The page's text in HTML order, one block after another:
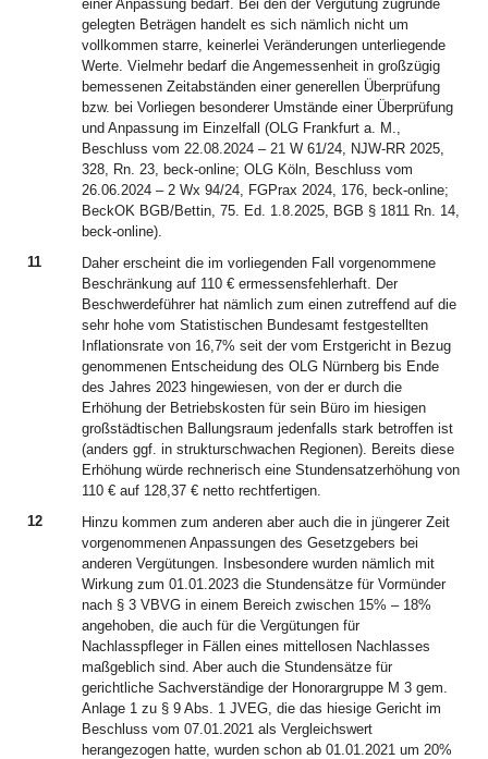
einer Anpassung bedarf. Bei den der Vergütung zugrunde
gelegten Beträgen handelt es sich nämlich nicht um
vollkommen starre, keinerlei Veränderungen unterliegende
Werte. Vielmehr bedarf die Angemessenheit in großzügig
bemessenen Zeitabständen einer generellen Überprüfung
bzw. bei Vorliegen besonderer Umstände einer Überprüfung
und Anpassung im Einzelfall (OLG Frankfurt a. M.,
Beschluss vom 22.08.2024 – 21 W 61/24, NJW-RR 2025,
328, Rn. 23, beck-online; OLG Köln, Beschluss vom
26.06.2024 – 2 Wx 94/24, FGPrax 2024, 176, beck-online;
BeckOK BGB/Bettin, 75. Ed. 1.8.2025, BGB § 1811 Rn. 14,
beck-online).
11
Daher erscheint die im vorliegenden Fall vorgenommene
Beschränkung auf 110 € ermessensfehlerhaft. Der
Beschwerdeführer hat nämlich zum einen zutreffend auf die
sehr hohe vom Statistischen Bundesamt festgestellten
Inflationsrate von 16,7% seit der vom Erstgericht in Bezug
genommenen Entscheidung des OLG Nürnberg bis Ende
des Jahres 2023 hingewiesen, von der er durch die
Erhöhung der Betriebskosten für sein Büro im hiesigen
großstädtischen Ballungsraum jedenfalls stark betroffen ist
(anders ggf. in strukturschwachen Regionen). Bereits diese
Erhöhung würde rechnerisch eine Stundensatzerhöhung von
110 € auf 128,37 € netto rechtfertigen.
12
Hinzu kommen zum anderen aber auch die in jüngerer Zeit
vorgenommenen Anpassungen des Gesetzgebers bei
anderen Vergütungen. Insbesondere wurden nämlich mit
Wirkung zum 01.01.2023 die Stundensätze für Vormünder
nach § 3 VBVG in einem Bereich zwischen 15% – 18%
angehoben, die auch für die Vergütungen für
Nachlasspfleger in Fällen eines mittellosen Nachlasses
maßgeblich sind. Aber auch die Stundensätze für
gerichtliche Sachverständige der Honorargruppe M 3 gem.
Anlage 1 zu § 9 Abs. 1 JVEG, die das hiesige Gericht im
Beschluss vom 07.01.2021 als Vergleichswert
herangezogen hatte, wurden schon ab 01.01.2021 um 20%